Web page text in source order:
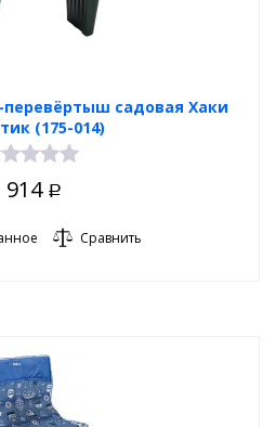
перевёртыш садовая Хаки
(175-014)
914 Р
Сравнить